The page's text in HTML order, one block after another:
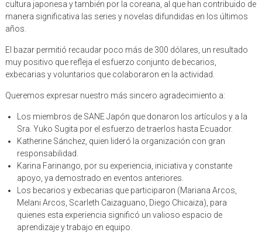
cultura japonesa y también por la coreana, al que han contribuido de
manera significativa las series y novelas difundidas en los últimos
años.
El bazar permitió recaudar poco más de 300 dólares, un resultado
muy positivo que refleja el esfuerzo conjunto de becarios,
exbecarias y voluntarios que colaboraron en la actividad.
Queremos expresar nuestro más sincero agradecimiento a:
Los miembros de SANE Japón que donaron los artículos y a la
Sra. Yuko Sugita por el esfuerzo de traerlos hasta Ecuador.
Katherine Sánchez, quien lideró la organización con gran
responsabilidad.
Karina Farinango, por su experiencia, iniciativa y constante
apoyo, ya demostrado en eventos anteriores.
Los becarios y exbecarias que participaron (Mariana Arcos,
Melani Arcos, Scarleth Caizaguano, Diego Chicaiza), para
quienes esta experiencia significó un valioso espacio de
aprendizaje y trabajo en equipo.